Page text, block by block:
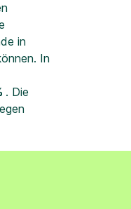
in
In
. Die